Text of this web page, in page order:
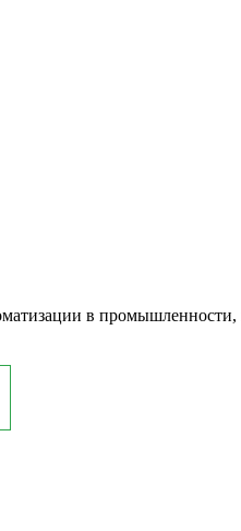
в промышленности,